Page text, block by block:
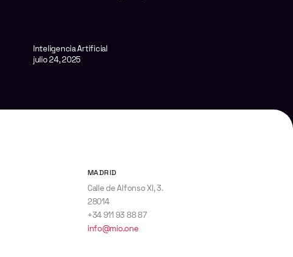
Inteligencia Artificial
julio 24, 2025
MADRID
Calle de Alfonso XI, 3.
28014
+34 911 93 88 87
info@mio.one